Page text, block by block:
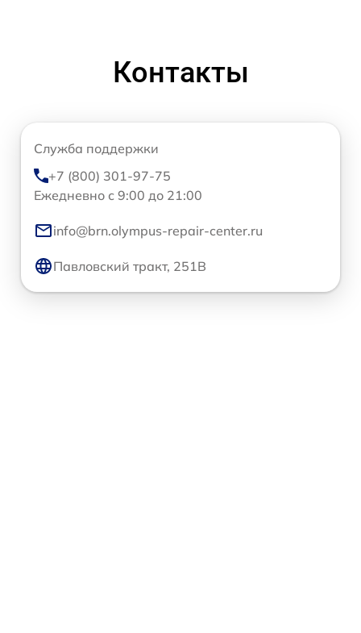
Контакты
Служба поддержки
+7 (800) 301-97-75
Ежедневно с 9:00 до 21:00
info@brn.olympus-repair-center.ru
Павловский тракт, 251В